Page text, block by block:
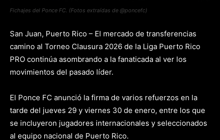
Fichajes del Ponce FC. (Fotos extraídas de @poncefc)
San Juan, Puerto Rico – El mercado de transferencias
camino al Torneo Clausura 2026 de la Liga Puerto Rico
PRO continúa asombrando a la fanaticada al ver los
movimientos del pasado líder.
El Ponce FC anunció la firma de varios refuerzos en la
tarde del jueves 29 y viernes 30 de enero, entre los que
se incluyeron jugadores internacionales y seleccionados
al equipo nacional de Puerto Rico.